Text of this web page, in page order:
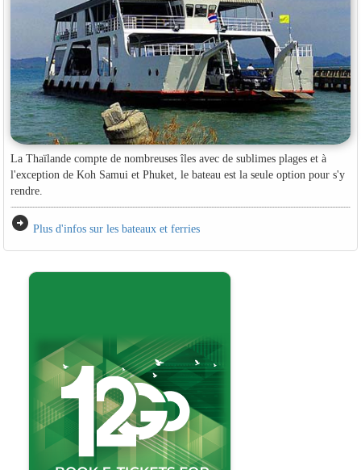
La Thaïlande compte de nombreuses îles avec de sublimes plages et à
l'exception de Koh Samui et Phuket, le bateau est la seule option pour s'y
rendre.
arrow_circle_right Plus d'infos sur les bateaux et ferries